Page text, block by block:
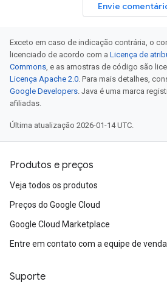
Envie
Exceto em caso de indicação contrária, o
licenciado de acordo com a Licença de
Commons, e as amostras de código são
Licença Apache 2.0. Para mais detalhes,
Google Developers. Java é uma marca
afiliadas.
Última atualização 2026-01-14 UTC.
Produtos e preços
Veja todos os produtos
Preços do Google Cloud
Google Cloud Marketplace
Entre em contato com a equipe de
Suporte